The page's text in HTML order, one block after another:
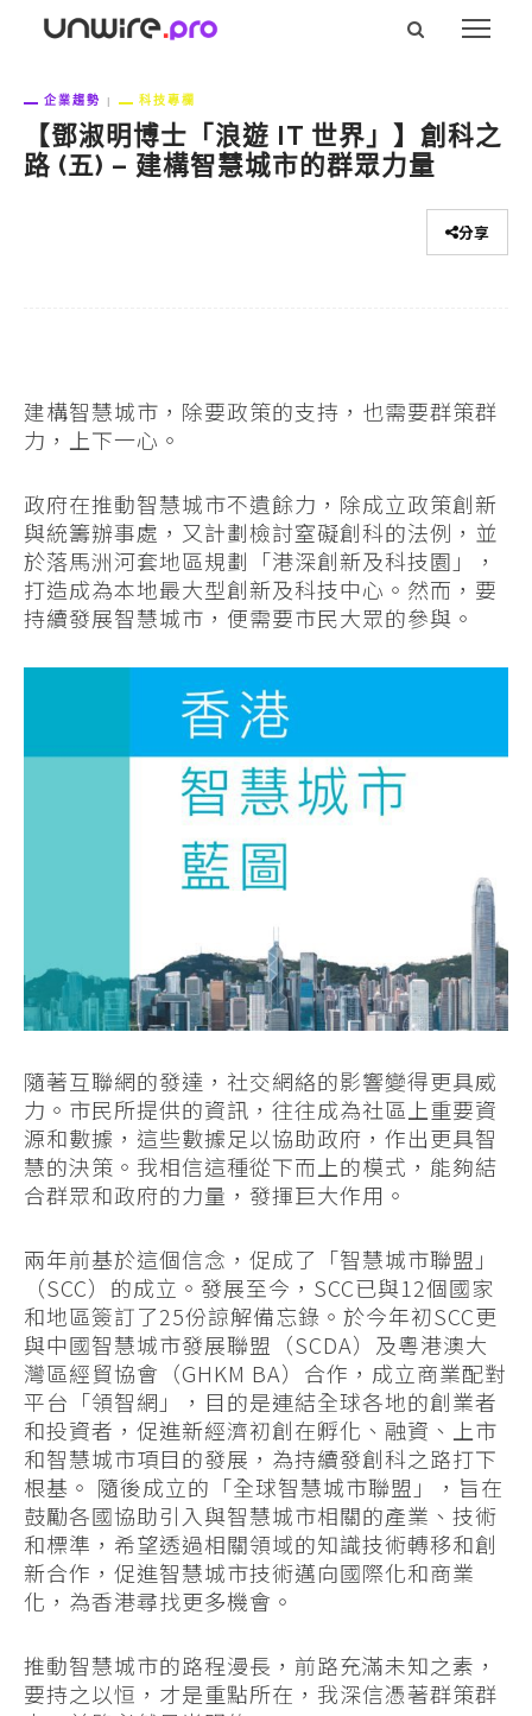
企業趨勢 科技專欄
【鄧淑明博士「浪遊 IT 世界」】創科之
路 (五) – 建構智慧城市的群眾力量
分享
建構智慧城市，除要政策的支持，也需要群策群
力，上下一心。
政府在推動智慧城市不遺餘力，除成立政策創新
與統籌辦事處，又計劃檢討窒礙創科的法例，並
於落馬洲河套地區規劃「港深創新及科技園」，
打造成為本地最大型創新及科技中心。然而，要
持續發展智慧城市，便需要市民大眾的參與。
隨著互聯網的發達，社交網絡的影響變得更具威
力。市民所提供的資訊，往往成為社區上重要資
源和數據，這些數據足以協助政府，作出更具智
慧的決策。我相信這種從下而上的模式，能夠結
合群眾和政府的力量，發揮巨大作用。
兩年前基於這個信念，促成了「智慧城市聯盟」
（SCC）的成立。發展至今，SCC已與12個國家
和地區簽訂了25份諒解備忘錄。於今年初SCC更
與中國智慧城市發展聯盟（SCDA）及粵港澳大
灣區經貿協會（GHKM BA）合作，成立商業配對
平台「領智網」，目的是連結全球各地的創業者
和投資者，促進新經濟初創在孵化、融資、上市
和智慧城市項目的發展，為持續發創科之路打下
根基。 隨後成立的「全球智慧城市聯盟」，旨在
鼓勵各國協助引入與智慧城市相關的產業、技術
和標準，希望透過相關領域的知識技術轉移和創
新合作，促進智慧城市技術邁向國際化和商業
化，為香港尋找更多機會。
推動智慧城市的路程漫長，前路充滿未知之素，
要持之以恒，才是重點所在，我深信憑著群策群